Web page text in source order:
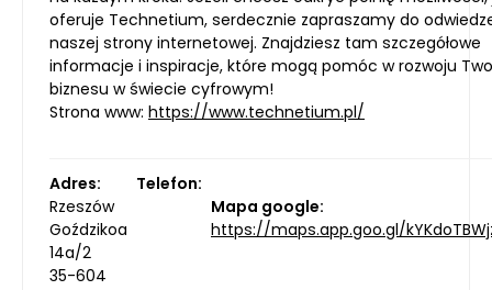
oferuje Technetium, serdecznie zapraszamy do
naszej strony internetowej. Znajdziesz tam szczegółowe
informacje i inspiracje, które mogą pomóc w rozwoju
biznesu w świecie cyfrowym!
Strona www: https://www.technetium.pl/
Adres:
Rzeszów
Goździkoa
14a/2
35-604
Telefon:
Mapa google:
https://maps.app.goo.gl/